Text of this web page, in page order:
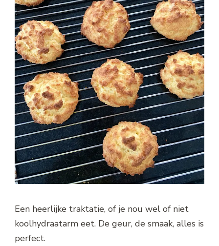
Een heerlijke traktatie, of je nou wel of niet
koolhydraatarm eet. De geur, de smaak, alles is
perfect.